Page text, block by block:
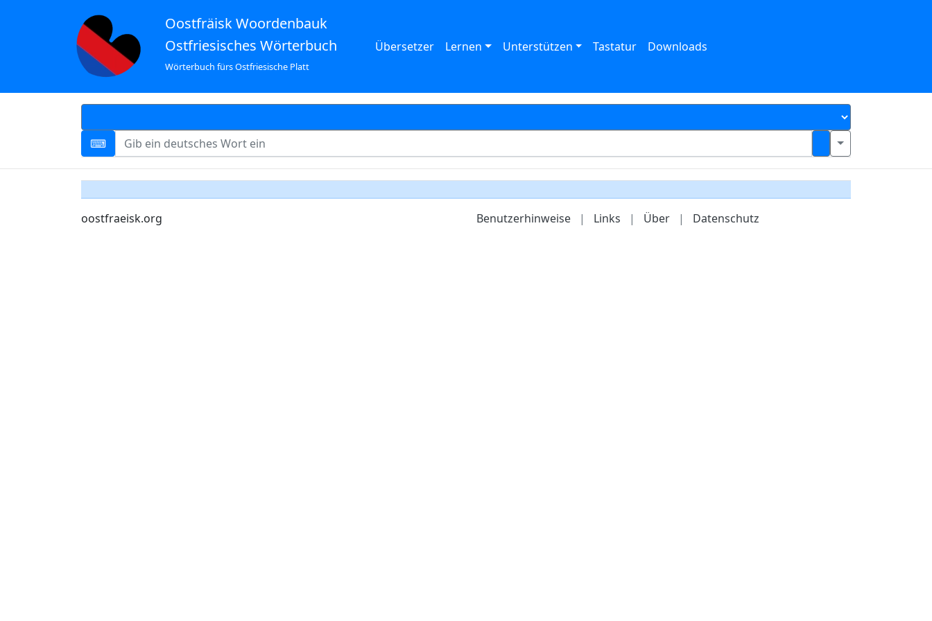
Oostfräisk Woordenbauk
Ostfriesisches Wörterbuch
Wörterbuch fürs Ostfriesische Platt
Übersetzer Lernen Unterstützen Tastatur Downloads
oostfraeisk.org Benutzerhinweise | Links | Über | Datenschutz